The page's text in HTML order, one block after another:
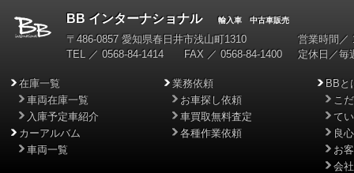
BB インターナショナル輸入車 中古車販売
〒486-0857 愛知県春日井市浅山町1310
TEL ／ 0568-84-1414 FAX ／ 0568-84-1400
営業時間／
定休日／毎
在庫一覧
車両在庫一覧
入庫予定車紹介
カーアルバム
車両一覧
業務依頼
お車探し依頼
車買取無料査定
各種作業依頼
BBと
こ
て
良
お
会